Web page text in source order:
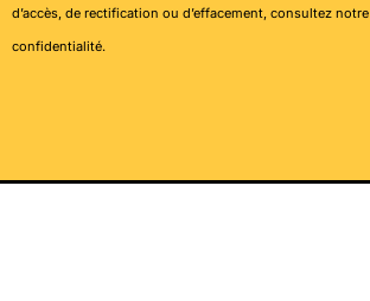
d’accès, de rectification ou d’effacement, consultez notre
confidentialité.